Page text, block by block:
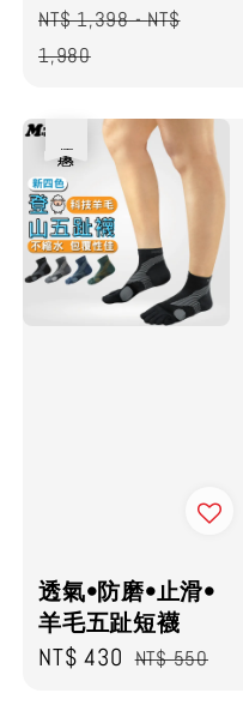
Regular
price
NT$ 1,398-NT$
1,980
透氣•防磨•止滑•
羊毛五趾短襪
Sale
NT$ 430 Regular
NT$ 550